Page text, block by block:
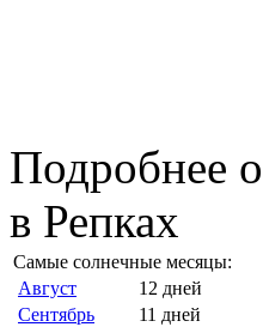
Подробнее
в Репках
Самые солнечные месяцы:
Август
12 дней
Сентябрь
11 дней